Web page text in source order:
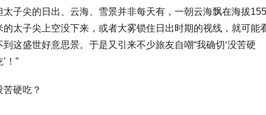
太子尖的日出、云海、雪景并非每天有，一朝云海飘在海拔
的太子尖上空没下来，或者大雾锁住日出时期的视线，就可能
到这盛世好意思景。于是又引来不少旅友自嘲“我确切‘没苦硬
’！”
苦硬吃？